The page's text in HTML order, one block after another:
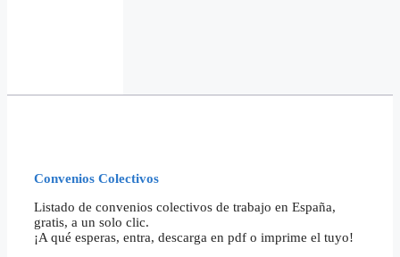
Convenios Colectivos
Listado de convenios colectivos de trabajo en España,
gratis, a un solo clic.
¡A qué esperas, entra, descarga en pdf o imprime el tuyo!